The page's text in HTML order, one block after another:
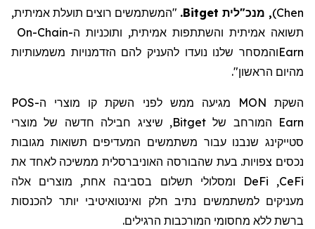
Chen
)
, מנכ"לית Bitget . "המשתמשים רוצים תועלת אמיתית,
תשואה אמיתית והשתתפות אמיתית, ותוכניות ה-On-Chain
Earnוהמסחר שלנו נועדו להעניק להם הזדמנויות משמעותיות
מהיום הראשון".
השקת MON מגיעה ממש לפני השקת קו מוצרי ה-POS
Earn המורחב שלBitget, שיציג חבילה חדשה של מוצרי
סטייקינג שנבנו עבור משתמשים המעדיפים תשואות מגובות
נכסים צפויות. בעת שהבורסה האוניברסלית ממשיכה לאחד את
CeFi
,
DeFi
ומסלולי תשלום בסביבה אחת, מוצרים אלה
מעניקים למשתמשים נתיב חלק ואינטואיטיבי יותר להכנסות
ברשת ללא מחסומי המורכבות הרגילים.